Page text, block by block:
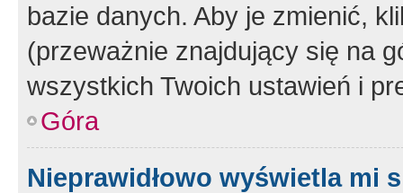
bazie danych. Aby je zmienić,
(przeważnie znajdujący się na
wszystkich Twoich ustawień i
Góra
Nieprawidłowo wyświetla mi